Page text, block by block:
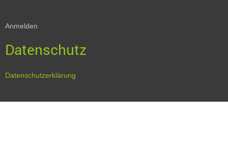
Anmelden
Datenschutz
Datenschutzerklärung